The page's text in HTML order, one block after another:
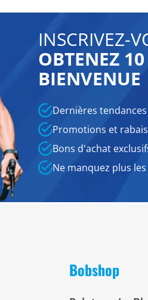
INSCRIVEZ-
OBTENEZ
BIENVENUE
Dernières
Promotions et
Bons d'achat
Ne manquez plus
Bobshop